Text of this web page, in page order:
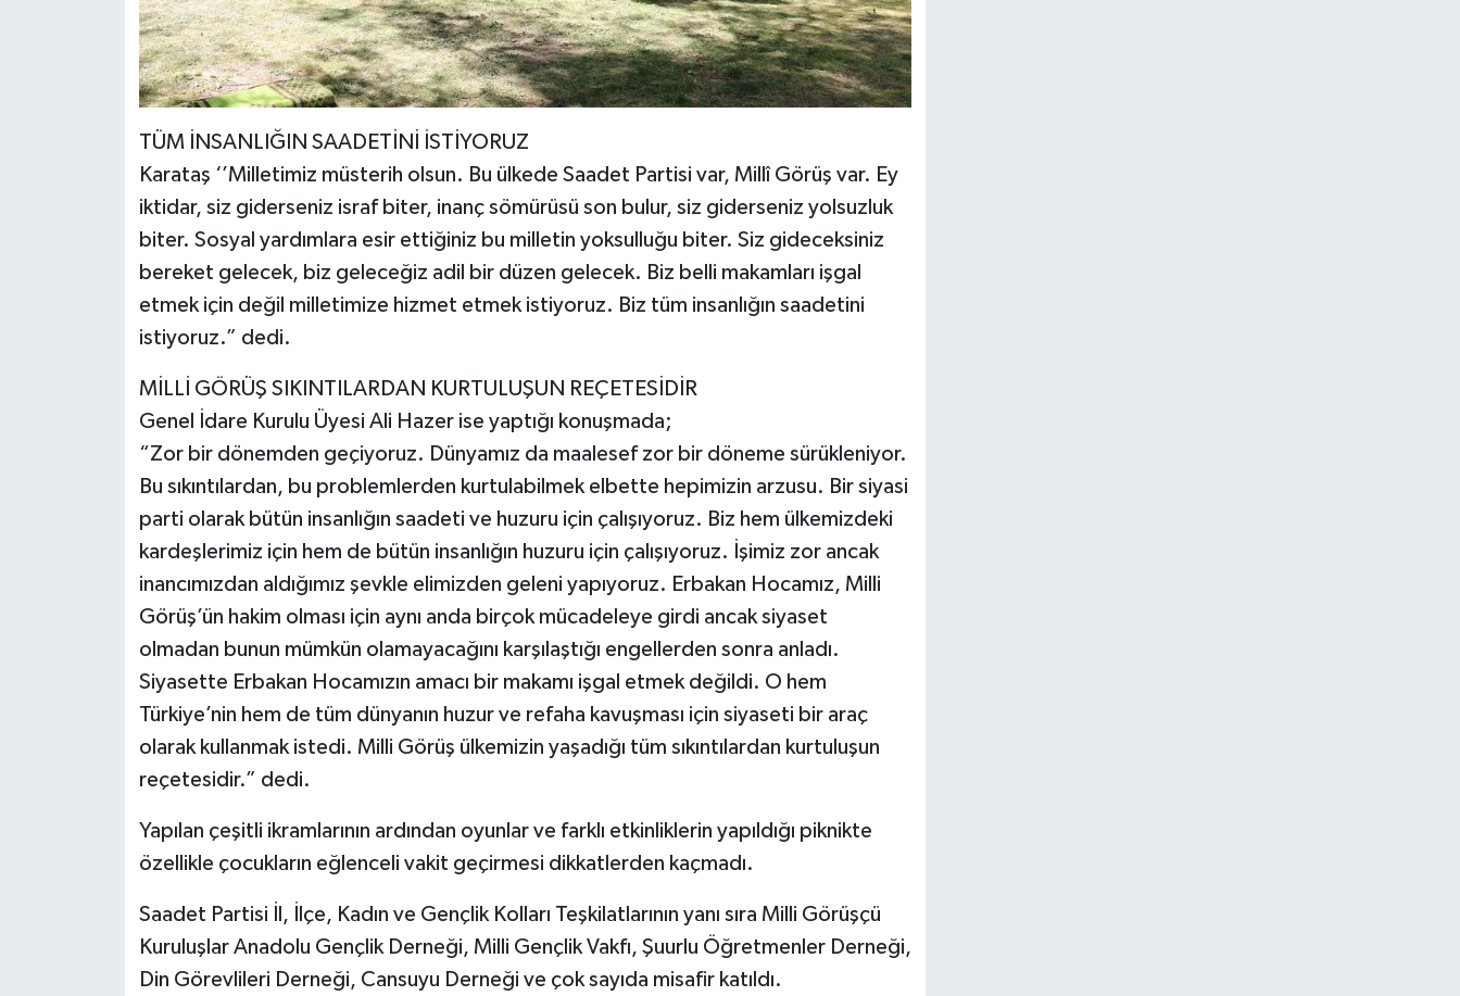
TÜM İNSANLIĞIN SAADETİNİ İSTİYORUZ
Karataş ‘’Milletimiz müsterih olsun. Bu ülkede Saadet Partisi var, Millî Görüş var. Ey
iktidar, siz giderseniz israf biter, inanç sömürüsü son bulur, siz giderseniz yolsuzluk
biter. Sosyal yardımlara esir ettiğiniz bu milletin yoksulluğu biter. Siz gideceksiniz
bereket gelecek, biz geleceğiz adil bir düzen gelecek. Biz belli makamları işgal
etmek için değil milletimize hizmet etmek istiyoruz. Biz tüm insanlığın saadetini
istiyoruz.” dedi.
MİLLİ GÖRÜŞ SIKINTILARDAN KURTULUŞUN REÇETESİDİR
Genel İdare Kurulu Üyesi Ali Hazer ise yaptığı konuşmada;
“Zor bir dönemden geçiyoruz. Dünyamız da maalesef zor bir döneme sürükleniyor.
Bu sıkıntılardan, bu problemlerden kurtulabilmek elbette hepimizin arzusu. Bir siyasi
parti olarak bütün insanlığın saadeti ve huzuru için çalışıyoruz. Biz hem ülkemizdeki
kardeşlerimiz için hem de bütün insanlığın huzuru için çalışıyoruz. İşimiz zor ancak
inancımızdan aldığımız şevkle elimizden geleni yapıyoruz. Erbakan Hocamız, Milli
Görüş’ün hakim olması için aynı anda birçok mücadeleye girdi ancak siyaset
olmadan bunun mümkün olamayacağını karşılaştığı engellerden sonra anladı.
Siyasette Erbakan Hocamızın amacı bir makamı işgal etmek değildi. O hem
Türkiye’nin hem de tüm dünyanın huzur ve refaha kavuşması için siyaseti bir araç
olarak kullanmak istedi. Milli Görüş ülkemizin yaşadığı tüm sıkıntılardan kurtuluşun
reçetesidir.” dedi.
Yapılan çeşitli ikramlarının ardından oyunlar ve farklı etkinliklerin yapıldığı piknikte
özellikle çocukların eğlenceli vakit geçirmesi dikkatlerden kaçmadı.
Saadet Partisi İl, İlçe, Kadın ve Gençlik Kolları Teşkilatlarının yanı sıra Milli Görüşçü
Kuruluşlar Anadolu Gençlik Derneği, Milli Gençlik Vakfı, Şuurlu Öğretmenler Derneği,
Din Görevlileri Derneği, Cansuyu Derneği ve çok sayıda misafir katıldı.